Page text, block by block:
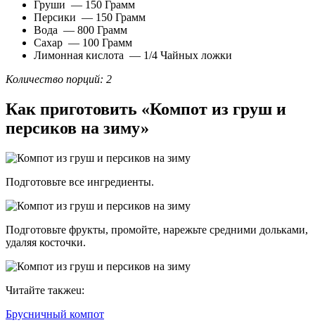
Груши — 150 Грамм
Персики — 150 Грамм
Вода — 800 Грамм
Сахар — 100 Грамм
Лимонная кислота — 1/4 Чайных ложки
Количество порций: 2
Как приготовить «Компот из груш и
персиков на зиму»
Подготовьте все ингредиенты.
Подготовьте фрукты, промойте, нарежьте средними дольками,
удаляя косточки.
Читайте такжеu:
Брусничный компот